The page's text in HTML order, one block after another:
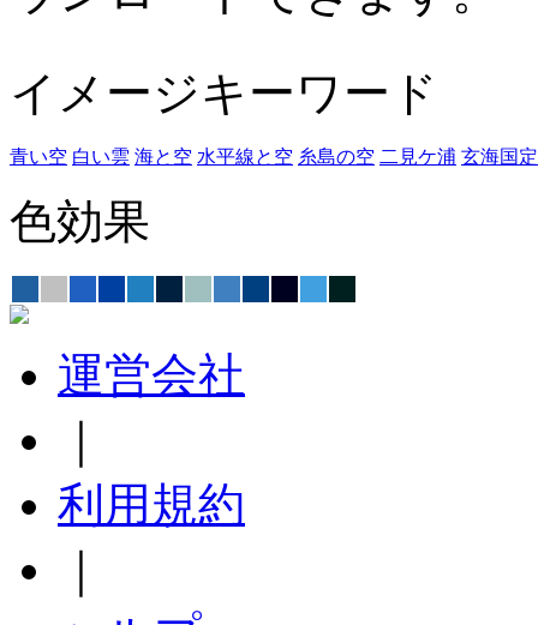
イメージキーワード
青い空 白い雲 海と空 水平線と空 糸島の空 二見ケ浦 玄海国
色効果
運営会社
利用規約